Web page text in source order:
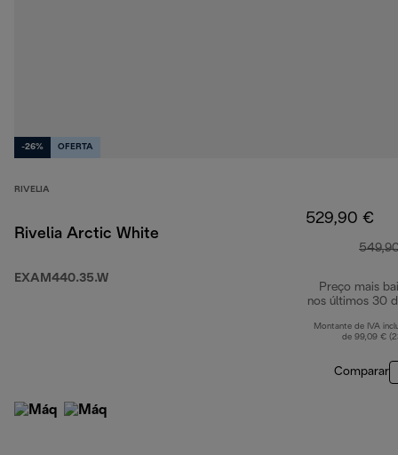
-26% OFERTA
RIVELIA
Rivelia Arctic White
EXAM440.35.W
529,90 €
Preço mais
nos últimos 30
Montante de IVA
de 99,09 €
Comparar